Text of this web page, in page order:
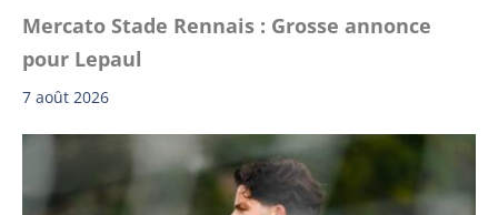
Mercato Stade Rennais : Grosse annonce
pour Lepaul
7 août 2026